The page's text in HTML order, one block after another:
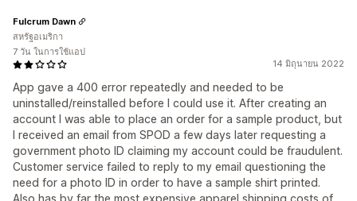
14 มิถุนายน 2022
App gave a 400 error repeatedly and needed to be
uninstalled/reinstalled before I could use it. After creating an
account I was able to place an order for a sample product, but
I received an email from SPOD a few days later requesting a
government photo ID claiming my account could be fraudulent.
Customer service failed to reply to my email questioning the
need for a photo ID in order to have a sample shirt printed.
Also has by far the most expensive apparel shipping costs of
Fulcrum Dawn
สหรัฐอเมริกา
7 วัน ในการใช้แอป